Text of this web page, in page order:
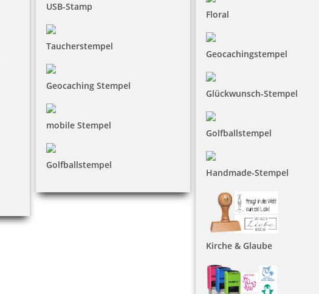
USB-Stamp
Taucherstempel
Geocaching Stempel
mobile Stempel
Golfballstempel
Floral
Geocachingstempel
Glückwunsch-Stempel
Golfballstempel
Handmade-Stempel
Kirche & Glaube